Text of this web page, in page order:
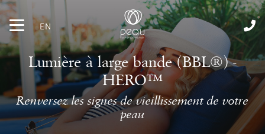
EN
Lumière à large bande (BBL®) -
HERO™
Renversez les signes de vieillissement de votre
peau